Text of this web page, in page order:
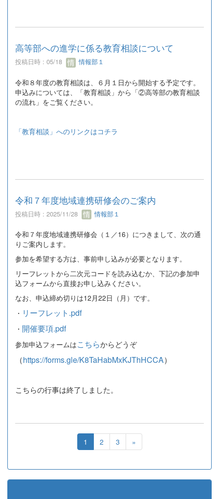
高等部への進学に係る教育相談について
投稿日時 : 05/18 情報部１
令和８年度の教育相談は、６月１日から開始する予定です。
申込みについては、「教育相談」から「②高等部の教育相談
の流れ」をご覧ください。
「教育相談」へのリンクはコチラ
令和７年度地域連携研修会のご案内
投稿日時 : 2025/11/28 情報部１
令和７年度地域連携研修会（１／16）につきまして、次の通
りご案内します。
参加を希望する方は、事前申し込みが必要となります。
リーフレットから二次元コードを読み込むか、下記の参加申
込フォームから直接お申し込みください。
なお、申込締め切りは12月22日（月）です。
・ リーフレット.pdf
・ 開催要項.pdf
参加申込フォームはこちらからどうぞ
（https://forms.gle/K8TaHabMxKJThHCCA）
こちらの行事は終了しました。
1 2 3 »